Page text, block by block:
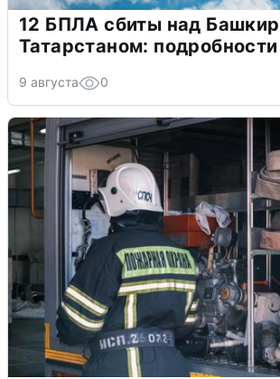
12 БПЛА сбиты над
Татарстаном: подробности
9 августа 0